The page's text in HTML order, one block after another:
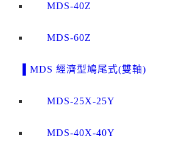
MDS-40Z
MDS-60Z
▌MDS 經濟型鳩尾式(雙軸)
MDS-25X-25Y
MDS-40X-40Y